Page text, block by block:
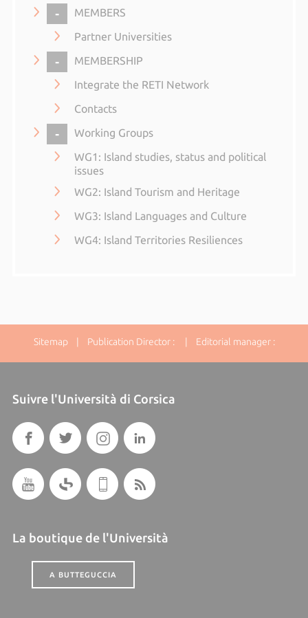
COLLAPSE
MEMBERS
Partner Universities
COLLAPSE
MEMBERSHIP
Integrate the RETI Network
Contacts
COLLAPSE
Working Groups
WG1: Island studies, status and political
issues
WG2: Island Tourism and Heritage
WG3: Island Languages and Culture
WG4: Island Territories Resiliences
Sitemap| Publication Director : | Editorial manager :
Suivre l'Università di Corsica
La boutique de l'Università
A BUTTEGUCCIA